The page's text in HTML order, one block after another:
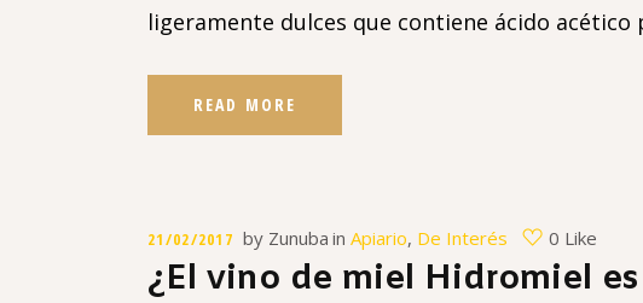
ligeramente dulces que contiene ácido
READ MORE
21/02/2017 by Zunuba in Apiario, De Interés 0 Like
¿El vino de miel Hidromiel